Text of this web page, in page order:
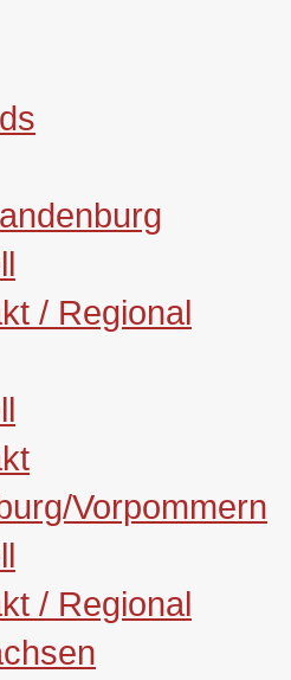
/ Regional
Vorpommern
/ Regional